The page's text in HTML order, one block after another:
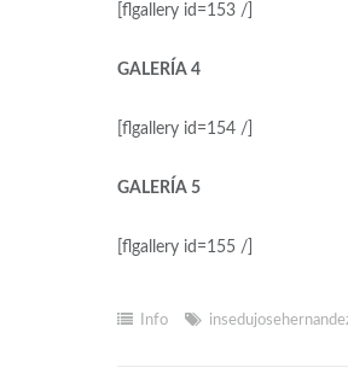
[flgallery id=153 /]
GALERÍA 4
[flgallery id=154 /]
GALERÍA 5
[flgallery id=155 /]
Info